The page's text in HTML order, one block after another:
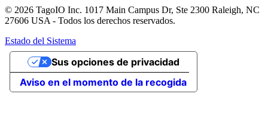
© 2026 TagoIO Inc. 1017 Main Campus Dr, Ste 2300 Raleigh, NC
27606 USA - Todos los derechos reservados.
Estado del Sistema
Aviso en el momento de la recogida
Sus opciones de privacidad